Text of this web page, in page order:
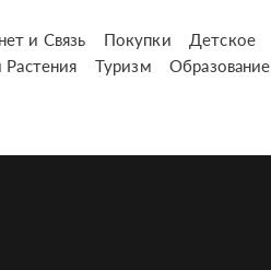
и Связь Покупки Детское
Туризм Образование